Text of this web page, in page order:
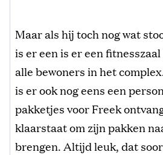
Maar als hij toch nog wat
is er een is er een
alle bewoners in het
is er ook nog eens een
pakketjes voor Freek
klaarstaat om zijn pakken
brengen. Altijd leuk, dat